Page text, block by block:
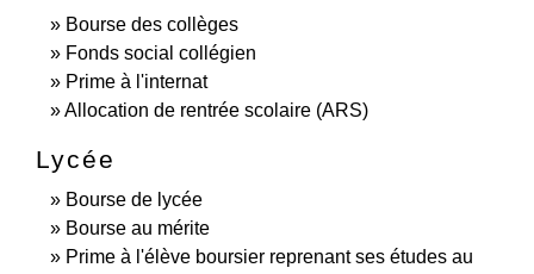
Bourse des collèges
Fonds social collégien
Prime à l'internat
Allocation de rentrée scolaire (ARS)
Lycée
Bourse de lycée
Bourse au mérite
Prime à l'élève boursier reprenant ses études au